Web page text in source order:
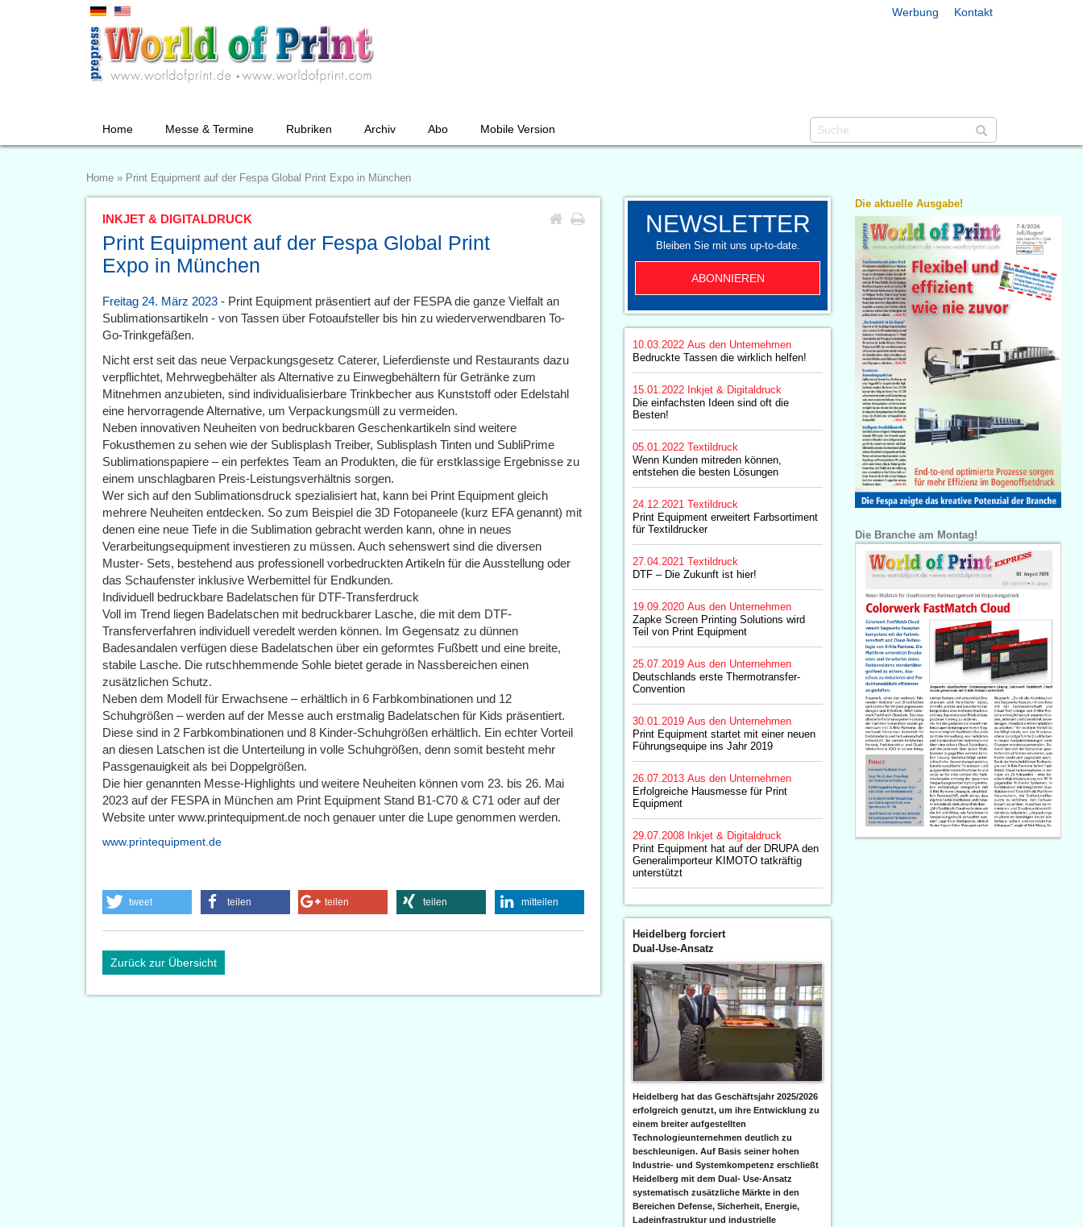
Werbung Kontakt
Home Messe & Termine Rubriken Archiv Abo Mobile Version
Home » Print Equipment auf der Fespa Global Print Expo in München
INKJET & DIGITALDRUCK
Print Equipment auf der Fespa Global Print
Expo in München
Freitag 24. März 2023 - Print Equipment präsentiert auf der FESPA die ganze Vielfalt an
Sublimationsartikeln - von Tassen über Fotoaufsteller bis hin zu wiederverwendbaren To-
Go-Trinkgefäßen.
Nicht erst seit das neue Verpackungsgesetz Caterer, Lieferdienste und Restaurants dazu
verpflichtet, Mehrwegbehälter als Alternative zu Einwegbehältern für Getränke zum
Mitnehmen anzubieten, sind individualisierbare Trinkbecher aus Kunststoff oder Edelstahl
eine hervorragende Alternative, um Verpackungsmüll zu vermeiden.
Neben innovativen Neuheiten von bedruckbaren Geschenkartikeln sind weitere
Fokusthemen zu sehen wie der Sublisplash Treiber, Sublisplash Tinten und SubliPrime
Sublimationspapiere – ein perfektes Team an Produkten, die für erstklassige Ergebnisse zu
einem unschlagbaren Preis-Leistungsverhältnis sorgen.
Wer sich auf den Sublimationsdruck spezialisiert hat, kann bei Print Equipment gleich
mehrere Neuheiten entdecken. So zum Beispiel die 3D Fotopaneele (kurz EFA genannt) mit
denen eine neue Tiefe in die Sublimation gebracht werden kann, ohne in neues
Verarbeitungsequipment investieren zu müssen. Auch sehenswert sind die diversen
Muster- Sets, bestehend aus professionell vorbedruckten Artikeln für die Ausstellung oder
das Schaufenster inklusive Werbemittel für Endkunden.
Individuell bedruckbare Badelatschen für DTF-Transferdruck
Voll im Trend liegen Badelatschen mit bedruckbarer Lasche, die mit dem DTF-
Transferverfahren individuell veredelt werden können. Im Gegensatz zu dünnen
Badesandalen verfügen diese Badelatschen über ein geformtes Fußbett und eine breite,
stabile Lasche. Die rutschhemmende Sohle bietet gerade in Nassbereichen einen
zusätzlichen Schutz.
Neben dem Modell für Erwachsene – erhältlich in 6 Farbkombinationen und 12
Schuhgrößen – werden auf der Messe auch erstmalig Badelatschen für Kids präsentiert.
Diese sind in 2 Farbkombinationen und 8 Kinder-Schuhgrößen erhältlich. Ein echter Vorteil
an diesen Latschen ist die Unterteilung in volle Schuhgrößen, denn somit besteht mehr
Passgenauigkeit als bei Doppelgrößen.
Die hier genannten Messe-Highlights und weitere Neuheiten können vom 23. bis 26. Mai
2023 auf der FESPA in München am Print Equipment Stand B1-C70 & C71 oder auf der
Website unter www.printequipment.de noch genauer unter die Lupe genommen werden.
www.printequipment.de
tweet teilen teilen teilen mitteilen
Zurück zur Übersicht
NEWSLETTER
Bleiben Sie mit uns up-to-date.
ABONNIEREN
10.03.2022 Aus den Unternehmen
Bedruckte Tassen die wirklich helfen!
15.01.2022 Inkjet & Digitaldruck
Die einfachsten Ideen sind oft die
Besten!
05.01.2022 Textildruck
Wenn Kunden mitreden können,
entstehen die besten Lösungen
24.12.2021 Textildruck
Print Equipment erweitert Farbsortiment
für Textildrucker
27.04.2021 Textildruck
DTF – Die Zukunft ist hier!
19.09.2020 Aus den Unternehmen
Zapke Screen Printing Solutions wird
Teil von Print Equipment
25.07.2019 Aus den Unternehmen
Deutschlands erste Thermotransfer-
Convention
30.01.2019 Aus den Unternehmen
Print Equipment startet mit einer neuen
Führungsequipe ins Jahr 2019
26.07.2013 Aus den Unternehmen
Erfolgreiche Hausmesse für Print
Equipment
29.07.2008 Inkjet & Digitaldruck
Print Equipment hat auf der DRUPA den
Generalimporteur KIMOTO tatkräftig
unterstützt
Heidelberg forciert
Dual-Use-Ansatz
Heidelberg hat das Geschäftsjahr 2025/2026
erfolgreich genutzt, um ihre Entwicklung zu
einem breiter aufgestellten
Technologieunternehmen deutlich zu
beschleunigen. Auf Basis seiner hohen
Industrie- und Systemkompetenz erschließt
Heidelberg mit dem Dual- Use-Ansatz
systematisch zusätzliche Märkte in den
Bereichen Defense, Sicherheit, Energie,
Ladeinfrastruktur und industrielle
Die aktuelle Ausgabe!
Die Branche am Montag!